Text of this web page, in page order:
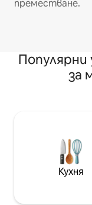
преместване.
за
Кухня